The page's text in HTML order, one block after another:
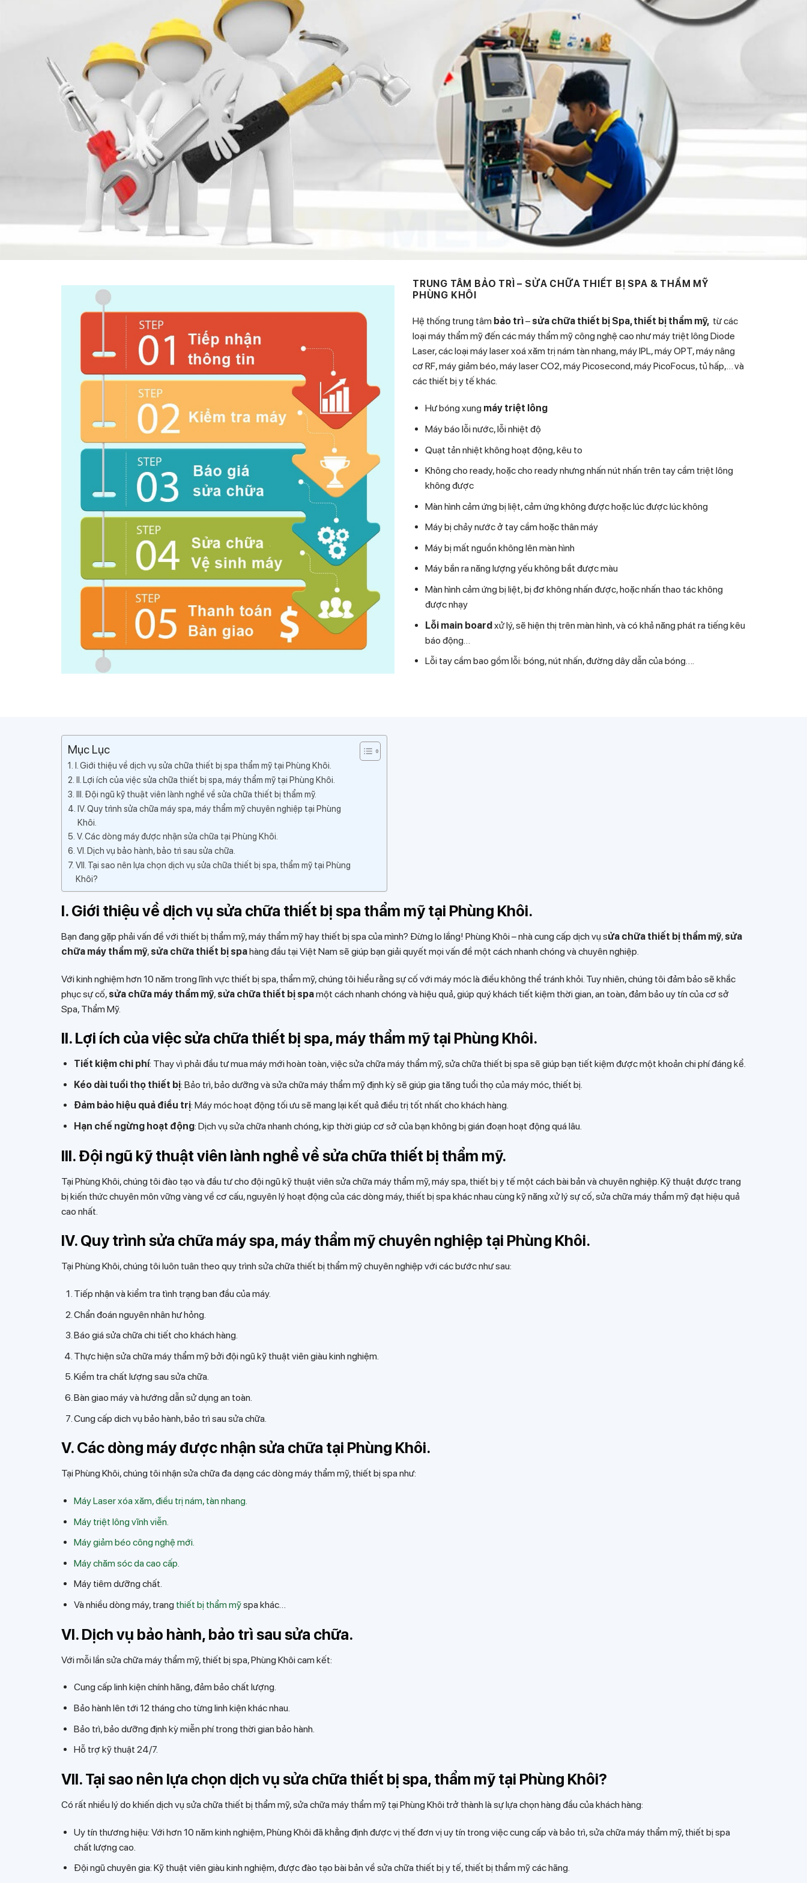
TRUNG TÂM BẢO TRÌ – SỬA CHỮA THIẾT BỊ SPA & THẨM MỸ
PHÙNG KHÔI
Hệ thống trung tâm bảo trì– sửa chữa thiết bị Spa, thiết bị thẩm mỹ, từ các
loại máy thẩm mỹ đến các máy thẩm mỹ công nghệ cao như máy triệt lông Diode
Laser, các loại máy laser xoá xăm trị nám tàn nhang, máy IPL, máy OPT, máy nâng
cơ RF, máy giảm béo, máy laser CO2, máy Picosecond, máy PicoFocus, tủ hấp,… và
các thiết bị y tế khác.
Hư bóng xung máy triệt lông
Máy báo lỗi nước, lỗi nhiệt độ
Quạt tản nhiệt không hoạt động, kêu to
Không cho ready, hoặc cho ready nhưng nhấn nút nhấn trên tay cầm triệt lông
không được
Màn hình cảm ứng bị liệt, cảm ứng không được hoặc lúc được lúc không
Máy bị chảy nước ở tay cầm hoặc thân máy
Máy bị mất nguồn không lên màn hình
Máy bắn ra năng lượng yếu không bắt được màu
Màn hình cảm ứng bị liệt, bị đơ không nhấn được, hoặc nhấn thao tác không
được nhạy
Lỗi main boardxử lý, sẽ hiện thị trên màn hình, và có khả năng phát ra tiếng kêu
báo động…
Lỗi tay cầm bao gồm lỗi: bóng, nút nhấn, đường dây dẫn của bóng….
Mục Lục
I. Giới thiệu về dịch vụ sửa chữa thiết bị spa thẩm mỹ tại Phùng Khôi.
II. Lợi ích của việc sửa chữa thiết bị spa, máy thẩm mỹ tại Phùng Khôi.
III. Đội ngũ kỹ thuật viên lành nghề về sửa chữa thiết bị thẩm mỹ.
IV. Quy trình sửa chữa máy spa, máy thẩm mỹ chuyên nghiệp tại Phùng
Khôi.
V. Các dòng máy được nhận sửa chữa tại Phùng Khôi.
VI. Dịch vụ bảo hành, bảo trì sau sửa chữa.
VII. Tại sao nên lựa chọn dịch vụ sửa chữa thiết bị spa, thẩm mỹ tại Phùng
Khôi?
I. Giới thiệu về dịch vụ sửa chữa thiết bị spa thẩm mỹ tại Phùng Khôi.
Bạn đang gặp phải vấn đề với thiết bị thẩm mỹ, máy thẩm mỹ hay thiết bị spa của mình? Đừng lo lắng! Phùng Khôi – nhà cung cấp dịch vụ sửa chữa thiết bị thẩm mỹ, sửa
chữa máy thẩm mỹ, sửa chữa thiết bị spahàng đầu tại Việt Nam sẽ giúp bạn giải quyết mọi vấn đề một cách nhanh chóng và chuyên nghiệp.
Với kinh nghiệm hơn 10 năm trong lĩnh vực thiết bị spa, thẩm mỹ, chúng tôi hiểu rằng sự cố với máy móc là điều không thể tránh khỏi. Tuy nhiên, chúng tôi đảm bảo sẽ khắc
phục sự cố, sửa chữa máy thẩm mỹ, sửa chữa thiết bị spamột cách nhanh chóng và hiệu quả, giúp quý khách tiết kiệm thời gian, an toàn, đảm bảo uy tín của cơ sở
Spa, Thẩm Mỹ.
II. Lợi ích của việc sửa chữa thiết bị spa, máy thẩm mỹ tại Phùng Khôi.
Tiết kiệm chi phí: Thay vì phải đầu tư mua máy mới hoàn toàn, việc sửa chữa máy thẩm mỹ, sửa chữa thiết bị spa sẽ giúp bạn tiết kiệm được một khoản chi phí đáng kể.
Kéo dài tuổi thọ thiết bị: Bảo trì, bảo dưỡng và sửa chữa máy thẩm mỹ định kỳ sẽ giúp gia tăng tuổi thọ của máy móc, thiết bị.
Đảm bảo hiệu quả điều trị: Máy móc hoạt động tối ưu sẽ mang lại kết quả điều trị tốt nhất cho khách hàng.
Hạn chế ngừng hoạt động: Dịch vụ sửa chữa nhanh chóng, kịp thời giúp cơ sở của bạn không bị gián đoạn hoạt động quá lâu.
III. Đội ngũ kỹ thuật viên lành nghề về sửa chữa thiết bị thẩm mỹ.
Tại Phùng Khôi, chúng tôi đào tạo và đầu tư cho đội ngũ kỹ thuật viên sửa chữa máy thẩm mỹ, máy spa, thiết bị y tế một cách bài bản và chuyên nghiệp. Kỹ thuật được trang
bị kiến thức chuyên môn vững vàng về cơ cấu, nguyên lý hoạt động của các dòng máy, thiết bị spa khác nhau cùng kỹ năng xử lý sự cố, sửa chữa máy thẩm mỹ đạt hiệu quả
cao nhất.
IV. Quy trình sửa chữa máy spa, máy thẩm mỹ chuyên nghiệp tại Phùng Khôi.
Tại Phùng Khôi, chúng tôi luôn tuân theo quy trình sửa chữa thiết bị thẩm mỹ chuyên nghiệp với các bước như sau:
Tiếp nhận và kiểm tra tình trạng ban đầu của máy.
Chẩn đoán nguyên nhân hư hỏng.
Báo giá sửa chữa chi tiết cho khách hàng.
Thực hiện sửa chữa máy thẩm mỹ bởi đội ngũ kỹ thuật viên giàu kinh nghiệm.
Kiểm tra chất lượng sau sửa chữa.
Bàn giao máy và hướng dẫn sử dụng an toàn.
Cung cấp dich vụ bảo hành, bảo trì sau sửa chữa.
V. Các dòng máy được nhận sửa chữa tại Phùng Khôi.
Tại Phùng Khôi, chúng tôi nhận sửa chữa đa dạng các dòng máy thẩm mỹ, thiết bị spa như:
Máy Laser xóa xăm, điều trị nám, tàn nhang.
Máy triệt lông vĩnh viễn.
Máy giảm béo công nghệ mới.
Máy chăm sóc da cao cấp.
Máy tiêm dưỡng chất.
Và nhiều dòng máy, trang thiết bị thẩm mỹspa khác…
VI. Dịch vụ bảo hành, bảo trì sau sửa chữa.
Với mỗi lần sửa chữa máy thẩm mỹ, thiết bị spa, Phùng Khôi cam kết:
Cung cấp linh kiện chính hãng, đảm bảo chất lượng.
Bảo hành lên tới 12 tháng cho từng linh kiện khác nhau.
Bảo trì, bảo dưỡng định kỳ miễn phí trong thời gian bảo hành.
Hỗ trợ kỹ thuật 24/7.
VII. Tại sao nên lựa chọn dịch vụ sửa chữa thiết bị spa, thẩm mỹ tại Phùng Khôi?
Có rất nhiều lý do khiến dịch vụ sửa chữa thiết bị thẩm mỹ, sửa chữa máy thẩm mỹ tại Phùng Khôi trở thành là sự lựa chọn hàng đầu của khách hàng:
Uy tín thương hiệu: Với hơn 10 năm kinh nghiệm, Phùng Khôi đã khẳng định được vị thế đơn vị uy tín trong việc cung cấp và bảo trì, sửa chữa máy thẩm mỹ, thiết bị spa
chất lượng cao.
Đội ngũ chuyên gia: Kỹ thuật viên giàu kinh nghiệm, được đào tạo bài bản về sửa chữa thiết bị y tế, thiết bị thẩm mỹ các hãng.